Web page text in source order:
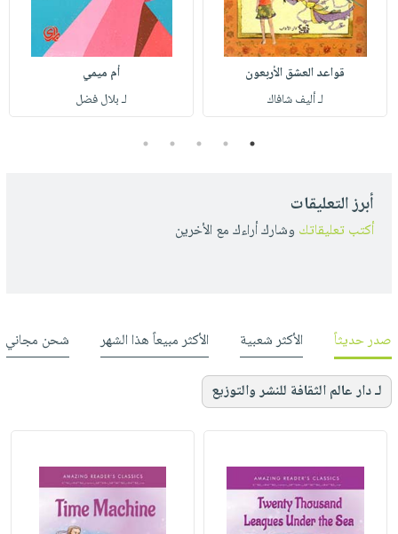
قواعد العشق الأربعون
لـ أليف شافاك
أم ميمي
لـ بلال فضل
1
2
3
4
5
أبرز التعليقات
أكتب تعليقاتك وشارك أراءك مع الأخرين
صدر حديثاً الأكثر شعبية الأكثر مبيعاً هذا الشهر شحن مجاني
لـ دار عالم الثقافة للنشر والتوزيع